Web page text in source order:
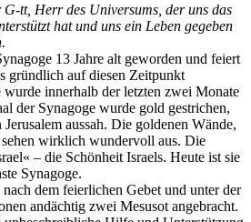
tt, Herr des Universums, der uns das
hat und uns ein Leben gegeben
13 Jahre alt geworden und feiert
gründlich auf diesen Zeitpunkt
innerhalb der letzten zwei Monate
der Synagoge wurde gold gestrichen,
aussah. Die goldenen Wände,
wirklich wundervoll aus. Die
– die Schönheit Israels. Heute ist sie
Synagoge.
dem feierlichen Gebet und unter der
andächtig zwei Mesusot angebracht.